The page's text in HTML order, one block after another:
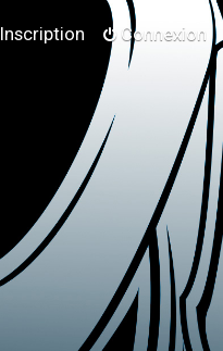
Connexion
Inscription